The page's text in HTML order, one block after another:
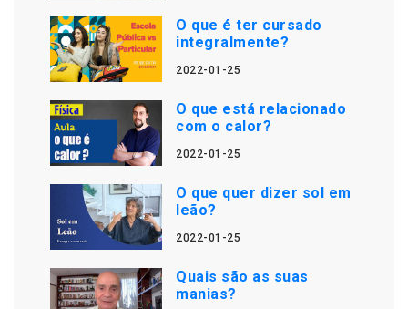
O que é ter cursado
integralmente?
2022-01-25
O que está relacionado
com o calor?
2022-01-25
O que quer dizer sol em
leão?
2022-01-25
Quais são as suas
manias?